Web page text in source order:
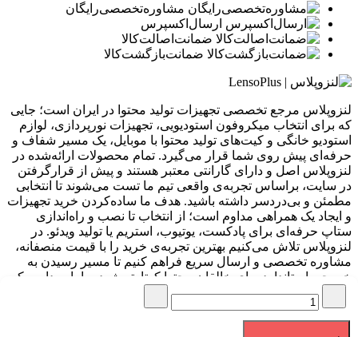
مشاوره‌تخصصی‌رایگان
ارسال‌اکسپرس
ضمانت‌اصالت‌کالا
ضمانت‌بازگشت‌کالا
لنزوپلاس مرجع تخصصی تجهیزات تولید محتوا در ایران است؛ جایی
که برای انتخاب میکروفون استودیویی، تجهیزات نورپردازی، لوازم
استودیو خانگی و کیت‌های تولید محتوا با موبایل، یک مسیر شفاف و
حرفه‌ای پیش روی شما قرار می‌گیرد. تمام محصولات ارائه‌شده در
لنزوپلاس اصل و دارای گارانتی معتبر هستند و پیش از قرارگرفتن
در سایت، براساس تجربه‌ی واقعی تیم ما تست می‌شوند تا انتخابی
مطمئن و بی‌دردسر داشته باشید. هدف ما ساده‌کردن خرید تجهیزات
و ایجاد یک همراهی مداوم است؛ از انتخاب تا نصب و راه‌اندازی
ستاپ حرفه‌ای برای پادکست، یوتیوب، استریم یا تولید ویدئو. در
لنزوپلاس تلاش می‌کنیم بهترین تجربه‌ی خرید را با قیمت منصفانه،
مشاوره تخصصی و ارسال سریع فراهم کنیم تا مسیر رسیدن به
خروجی استاندارد برای خالقان محتوا کوتاه‌تر شود. ما باور داریم که
کیفیت صدا و تصویر، پایه‌ی هر محتوای حرفه‌ای است و مأموریت ما
کمک به ساخت همین کیفیت است.